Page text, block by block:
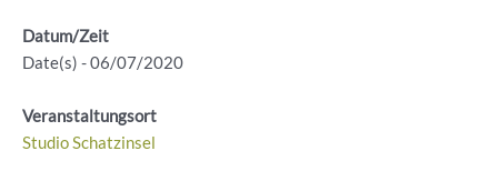
Datum/Zeit
Date(s) - 06/07/2020
Veranstaltungsort
Studio Schatzinsel